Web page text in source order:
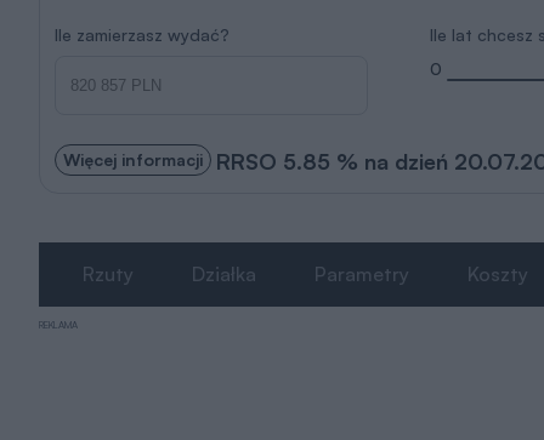
Ile zamierzasz wydać?
Ile lat chcesz
0
Więcej informacji RRSO 5.85 % na dzień
Rzuty Działka Parametry Koszty
REKLAMA